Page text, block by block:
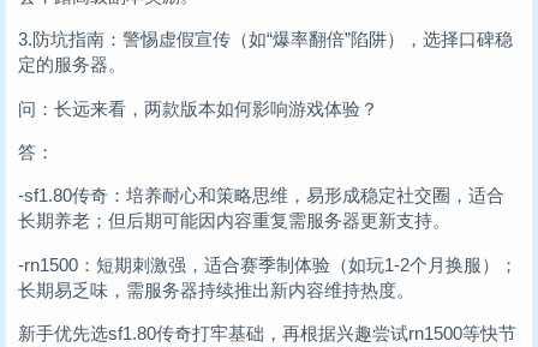
3.防坑指南：警惕虚假宣传（如“爆率翻倍”陷阱），选择口碑稳
定的服务器。
问：长远来看，两款版本如何影响游戏体验？
答：
-sf1.80传奇：培养耐心和策略思维，易形成稳定社交圈，适合
长期养老；但后期可能因内容重复需服务器更新支持。
-rn1500：短期刺激强，适合赛季制体验（如玩1-2个月换服）；
长期易乏味，需服务器持续推出新内容维持热度。
新手优先选sf1.80传奇打牢基础，再根据兴趣尝试rn1500等快节